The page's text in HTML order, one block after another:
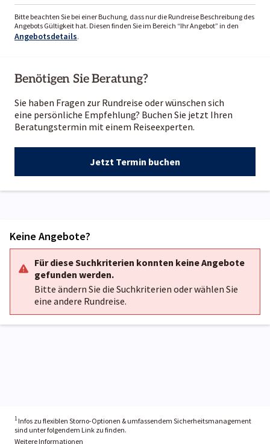
Bitte beachten Sie bei einer Buchung, dass nur die Rundreise Beschreibung des
Angebots Gültigkeit hat. Diesen finden Sie im Bereich “Ihr Angebot” in den
Angebotsdetails.
Benötigen Sie Beratung?
Sie haben Fragen zur Rundreise oder wünschen sich
eine persönliche Empfehlung? Buchen Sie jetzt Ihren
Beratungstermin mit einem Reiseexperten.
Jetzt Termin buchen
Keine Angebote?
Für diese Suchkriterien konnten keine Angebote
gefunden werden.
Bitte ändern Sie die Suchkriterien oder wählen Sie
eine andere Rundreise.
1 Infos zu flexiblen Storno-Optionen & umfassendem Sicherheitsmanagement
sind unter folgendem Link zu finden.
Weitere Informationen